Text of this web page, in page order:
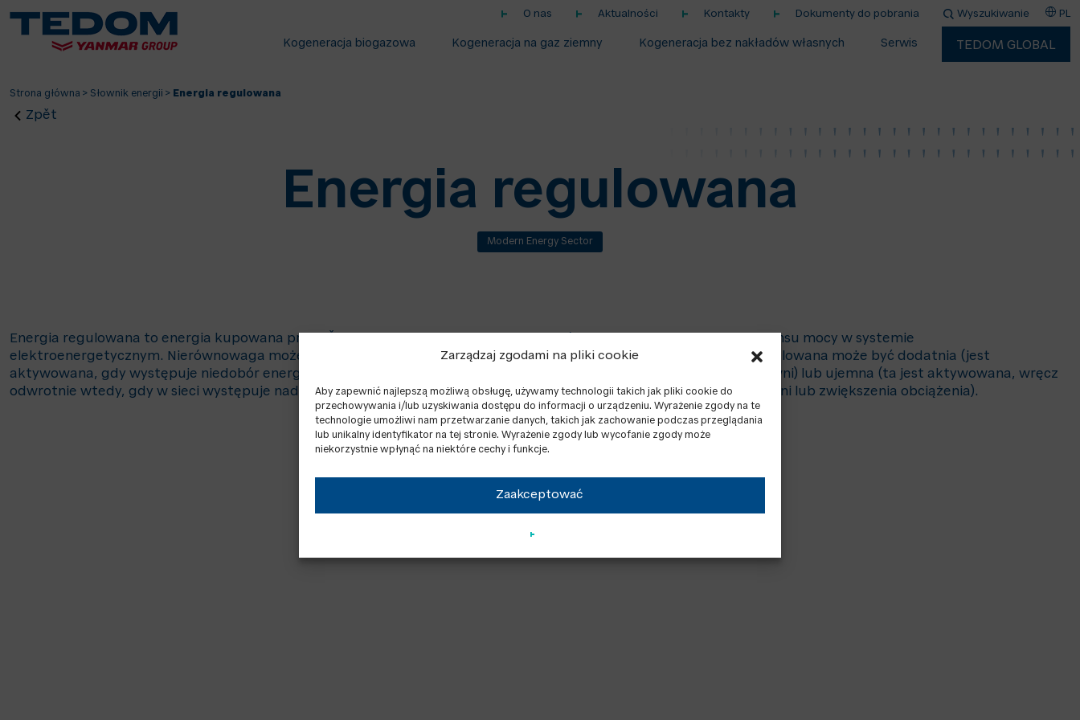
Zarządzaj zgodami na pliki cookie
Aby zapewnić najlepszą możliwą obsługę, używamy technologii takich jak pliki cookie do
przechowywania i/lub uzyskiwania dostępu do informacji o urządzeniu. Wyrażenie zgody na te
technologie umożliwi nam przetwarzanie danych, takich jak zachowanie podczas przeglądania
lub unikalny identyfikator na tej stronie. Wyrażenie zgody lub wycofanie zgody może
niekorzystnie wpłynąć na niektóre cechy i funkcje.
Zaakceptować
O nas Aktualności Kontakty Dokumenty do pobrania Wyszukiwanie PL
Kogeneracja biogazowa Kogeneracja na gaz ziemny Kogeneracja bez nakładów własnych Serwis TEDOM GLOBAL
Strona główna > Słownik energii > Energia regulowana
Zpět
Energia regulowana
Modern Energy Sector
Energia regulowana to energia kupowana przez ČEPS od zarejestrowanych uczestników rynku w celu utrzymania bilansu mocy w systemie
elektroenergetycznym. Nierównowaga może wynikać z różnic w całkowitych dostawach i zużyciu w sieci. Energia regulowana może być dodatnia (jest
aktywowana, gdy występuje niedobór energii elektrycznej i istnieje potrzeba, na przykład, zwiększenia mocy elektrowni) lub ujemna (ta jest aktywowana, wręcz
odwrotnie wtedy, gdy w sieci występuje nadwyżka energii elektrycznej i istnieje potrzeba zmniejszenia mocy elektrowni lub zwiększenia obciążenia).